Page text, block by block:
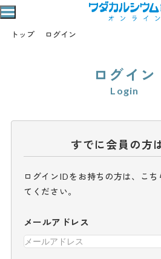
トップ ログイン
ログイン
Login
すでに会員の方
ログインIDをお持ちの方は、こち
てください。
メールアドレス